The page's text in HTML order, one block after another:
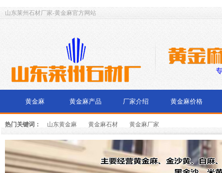
山东莱州石材厂家-黄金麻官方网站
黄金麻 黄金麻产品 厂家介绍 黄金麻价格
热门关键词： 山东黄金麻 黄金麻石材 黄金麻厂家